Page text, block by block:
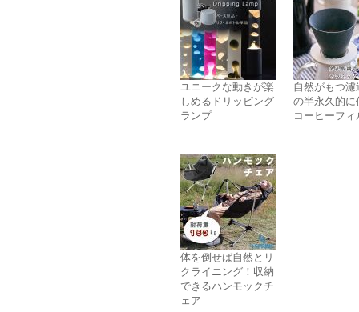
ユニークな動きが楽
しめるドリッピング
ランプ
自然がもつ濾
の半永久的に
コーヒーフィ
体を倒せば自然とリ
クライニング！収納
できるハンモックチ
ェア